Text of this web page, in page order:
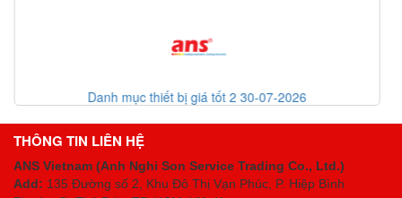
List code thiết bị giá tốt 30-
THÔNG TIN LIÊN HỆ
ANS Vietnam (Anh Nghi Son Service Trading Co., Ltd.)
Add: 135 Đường số 2, Khu Đô Thị Vạn Phúc, P. Hiệp Bình